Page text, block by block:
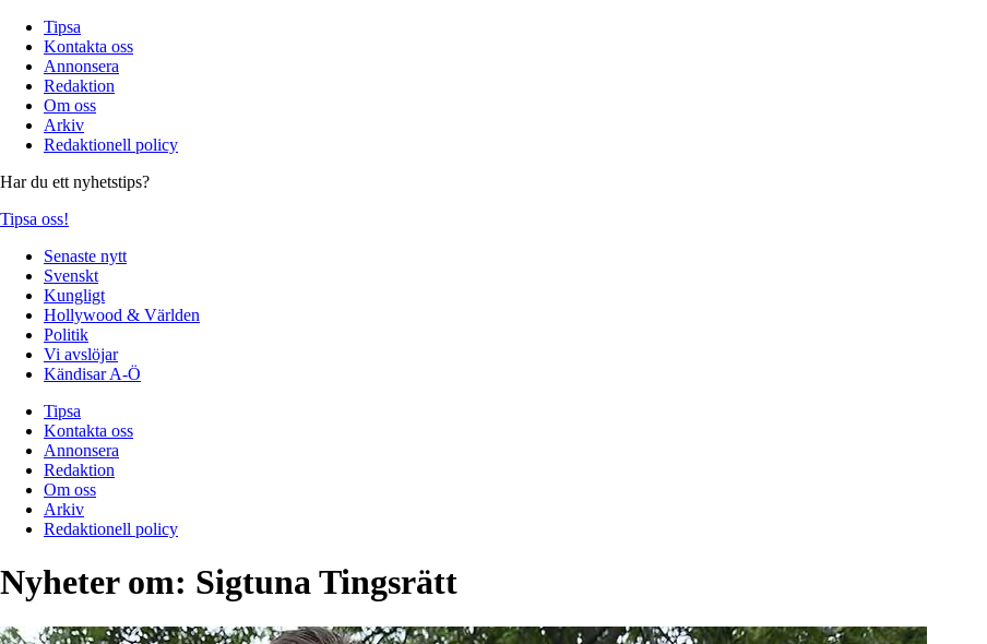
Tipsa
Kontakta oss
Annonsera
Redaktion
Om oss
Arkiv
Redaktionell policy
Har du ett nyhetstips?
Tipsa oss!
Senaste nytt
Svenskt
Kungligt
Hollywood & Världen
Politik
Vi avslöjar
Kändisar A-Ö
Tipsa
Kontakta oss
Annonsera
Redaktion
Om oss
Arkiv
Redaktionell policy
Nyheter om: Sigtuna Tingsrätt